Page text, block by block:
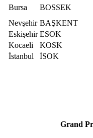
Bursa
BOSSEK
Nevşehir BAŞKENT
Eskişehir ESOK
Kocaeli
KOSK
İstanbul İSOK
Grand